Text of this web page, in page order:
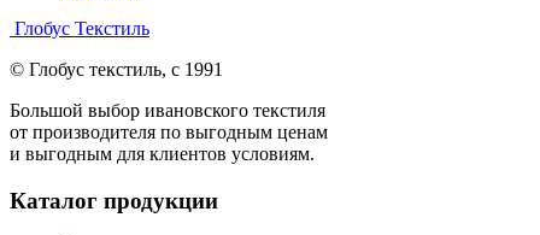
Глобус Текстиль
© Глобус текстиль, с 1991
Большой выбор ивановского текстиля
от производителя по выгодным ценам
и выгодным для клиентов условиям.
Каталог продукции